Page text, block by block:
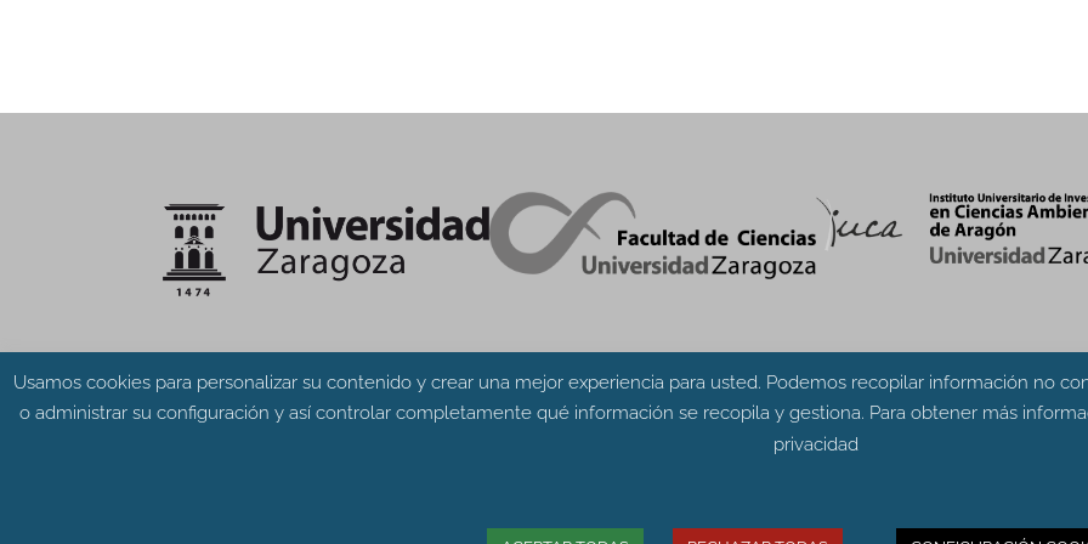
Usamos cookies para personalizar su contenido y crear una mejor experiencia para usted. Podemos recopilar información no
o administrar su configuración y así controlar completamente qué información se recopila y gestiona. Para obtener más
privacidad